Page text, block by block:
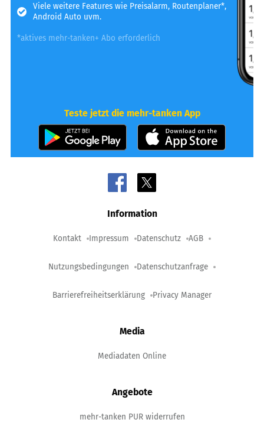
Viele weitere Features wie Preisalarm, Routenplaner*,
Android Auto uvm.
*aktives mehr-tanken+ Abo erforderlich
Teste jetzt die mehr-tanken App
Information
Kontakt Impressum Datenschutz AGB
Nutzungsbedingungen Datenschutzanfrage
Barrierefreiheitserklärung Privacy Manager
Media
Mediadaten Online
Angebote
mehr-tanken PUR widerrufen